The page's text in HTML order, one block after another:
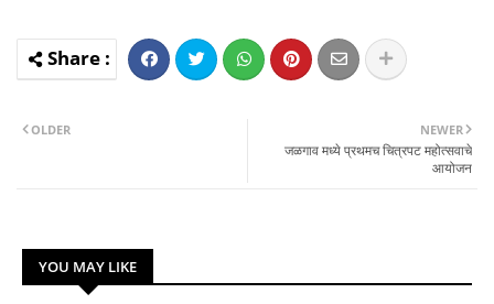
NEWER
जळगाव मध्ये प्रथमच चित्रपट महोत्सवाचे
आयोजन
OLDER
YOU MAY LIKE